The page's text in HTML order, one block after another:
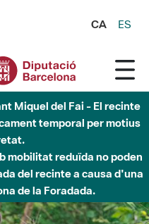
CA ES
Miquel del Fai - El recinte
temporal per motius
mobilitat reduïda no poden
del recinte a causa d'una
de la Foradada.